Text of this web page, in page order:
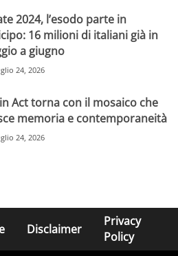
2024, l’esodo parte in
16 milioni di italiani già in
a giugno
24, 2026
Act torna con il mosaico che
memoria e contemporaneità
24, 2026
Disclaimer
Privacy
Policy